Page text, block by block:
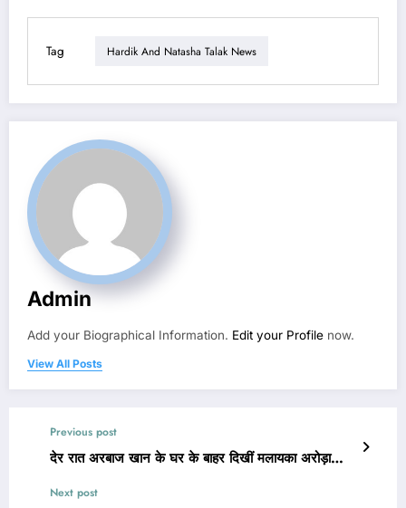
Tag Hardik And Natasha Talak News
Admin
Add your Biographical Information. Edit your Profile now.
View All Posts
Previous post
देर रात अरबाज खान के घर के बाहर दिखीं मलायका अरोड़ा…
Next post